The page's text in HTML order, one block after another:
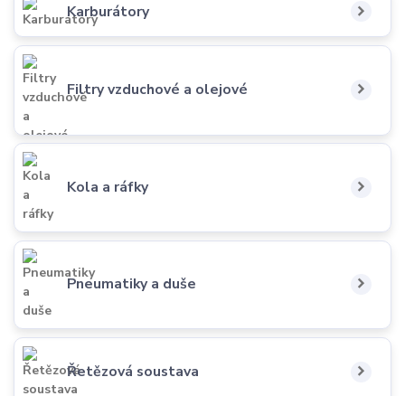
Karburátory
Filtry vzduchové a olejové
Kola a ráfky
Pneumatiky a duše
Řetězová soustava